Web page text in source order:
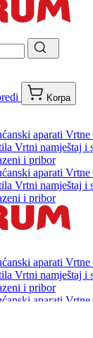
Korpa
aparati Vrtne
Vrtni namještaj i
i pribor
aparati Vrtne
Vrtni namještaj i
i pribor
aparati Vrtne
Vrtni namještaj i
i pribor
aparati Vrtne